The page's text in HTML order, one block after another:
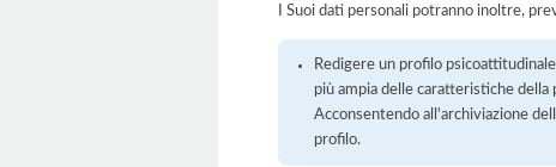
I Suoi dati personali potranno inoltre,
Redigere un profilo
più ampia delle caratteristiche
Acconsentendo all'archiviazione
profilo.